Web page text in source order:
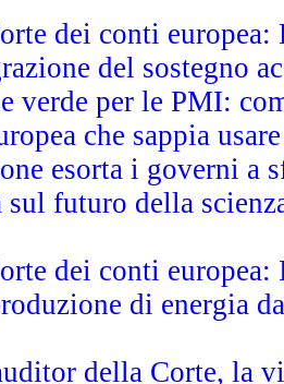
dei conti
del sostegno
verde per le PMI:
che sappia
esorta i governi
sul futuro della
dei conti
di energia
della Corte, la